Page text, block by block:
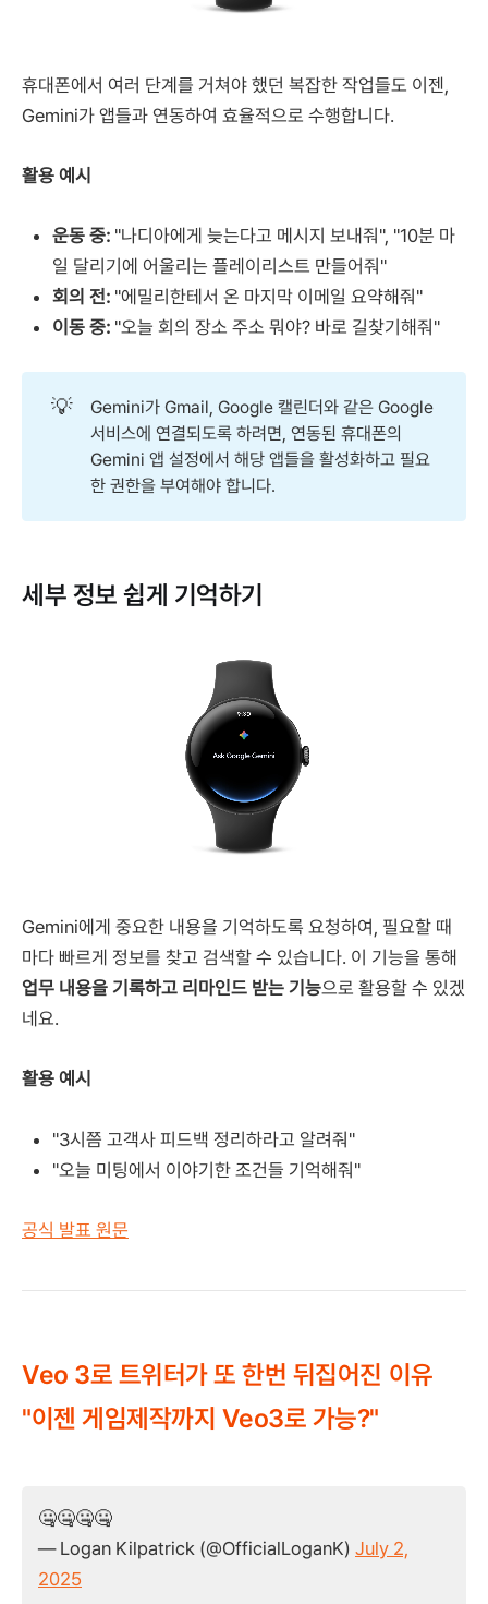
휴대폰에서 여러 단계를 거쳐야 했던 복잡한 작업들도 이젠,
Gemini가 앱들과 연동하여 효율적으로 수행합니다.
활용 예시
운동 중: "나디아에게 늦는다고 메시지 보내줘", "10분 마
일 달리기에 어울리는 플레이리스트 만들어줘"
회의 전: "에밀리한테서 온 마지막 이메일 요약해줘"
이동 중: "오늘 회의 장소 주소 뭐야? 바로 길찾기해줘"
💡
Gemini가 Gmail, Google 캘린더와 같은 Google
서비스에 연결되도록 하려면, 연동된 휴대폰의
Gemini 앱 설정에서 해당 앱들을 활성화하고 필요
한 권한을 부여해야 합니다.
세부 정보 쉽게 기억하기
Gemini에게 중요한 내용을 기억하도록 요청하여, 필요할 때
마다 빠르게 정보를 찾고 검색할 수 있습니다. 이 기능을 통해
업무 내용을 기록하고 리마인드 받는 기능으로 활용할 수 있겠
네요.
활용 예시
"3시쯤 고객사 피드백 정리하라고 알려줘"
"오늘 미팅에서 이야기한 조건들 기억해줘"
공식 발표 원문
Veo 3로 트위터가 또 한번 뒤집어진 이유
"이젠 게임제작까지 Veo3로 가능?"
🤐🤐🤐🤐
— Logan Kilpatrick (@OfficialLoganK) July 2,
2025